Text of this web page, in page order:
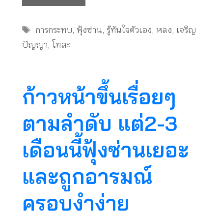
Tags
การกระทบ, ฟุ้งซ่าน, รู้ทันใจตัวเอง, หลง, เจริญ
ปัญญา, โทสะ
ก้าวหน้าขึ้นเรื่อยๆ
ตามลำดับ แต่2-3
เดือนนี้ฟุ้งซ่านเยอะ
และถูกอารมณ์
ครอบงำง่าย